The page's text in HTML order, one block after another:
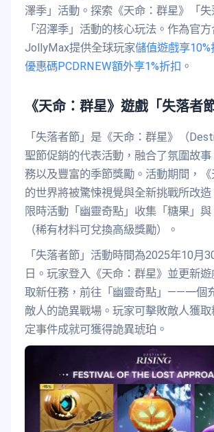
澤季」活動。探索《天命：群星》「
「沼澤季」活動的核心玩法。作為官方
JollyMax提供全球玩家儲值遊戲享
優惠碼PCDRNEW額外享1%折扣 。
《天命：群星》遊戲「失落者
「失落者節」是《天命：群星》（
聖節促銷的代表活動，融合了氛圍故
務以及豐富的季節獎勵。活動期間，《
的世界將被驚悚視覺與全新挑戰所改
限時活動「幽靈奇點」收集「糖果」與
（稀有材料可兌換高級獎勵）。
「失落者節」活動時間為2025年10月
日。玩家登入《天命：群星》並更新
取新任務，前往「幽靈奇點」——一個
敵人的詭異戰場。玩家可擊敗敵人獲
定事件成就可獲得詭異琥珀。